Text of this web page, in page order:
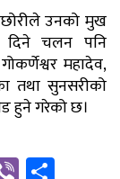
उनको मुख
चलन पनि
महादेव,
तथा सुनसरीको
हुने गरेको छ।